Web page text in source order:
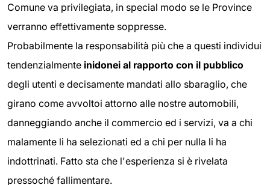
Comune va privilegiata, in special modo se le Province
verranno effettivamente soppresse.
Probabilmente la responsabilità più che a questi individui
tendenzialmente inidonei al rapporto con il pubblico
degli utenti e decisamente mandati allo sbaraglio, che
girano come avvoltoi attorno alle nostre automobili,
danneggiando anche il commercio ed i servizi, va a chi
malamente li ha selezionati ed a chi per nulla li ha
indottrinati. Fatto sta che l'esperienza si è rivelata
pressoché fallimentare.